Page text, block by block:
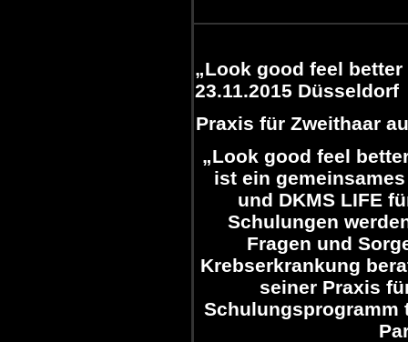
„Look good feel
23.11.2015 Düsseldorf
Praxis für Zweithaar
„Look good feel
ist ein
und DKMS LIFE
Schulungen
Fragen und
Krebserkrankung
seiner Praxis
Schulungsprogramm